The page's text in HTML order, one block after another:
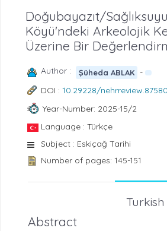
Doğubayazıt/Sağlıksuyu
Köyü'ndeki Arkeolojik
Üzerine Bir
Author : Şüheda ABLAK
-
DOI : 10.29228/nehrreview.87580
Year-Number: 2025-15/2
Language : Türkçe
Subject : Eskiçağ Tarihi
Number of pages: 145-151
Turkish
Abstract